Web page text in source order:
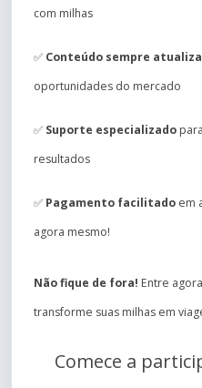
com milhas
✅ Conteúdo sempre
oportunidades do mercado
✅ Suporte especializado
resultados
✅ Pagamento facilitado em
agora mesmo!
Não fique de fora! Entre
transforme suas milhas em
Comece a